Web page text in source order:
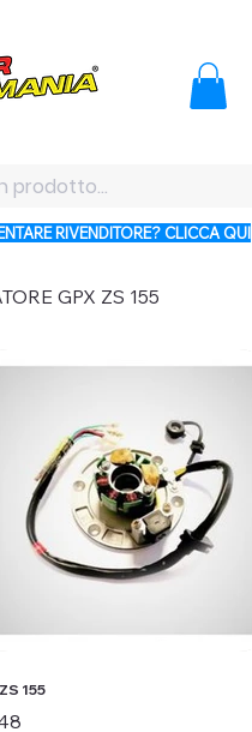
RIVENDITORE? CLICCA QUI
GPX ZS 155
155